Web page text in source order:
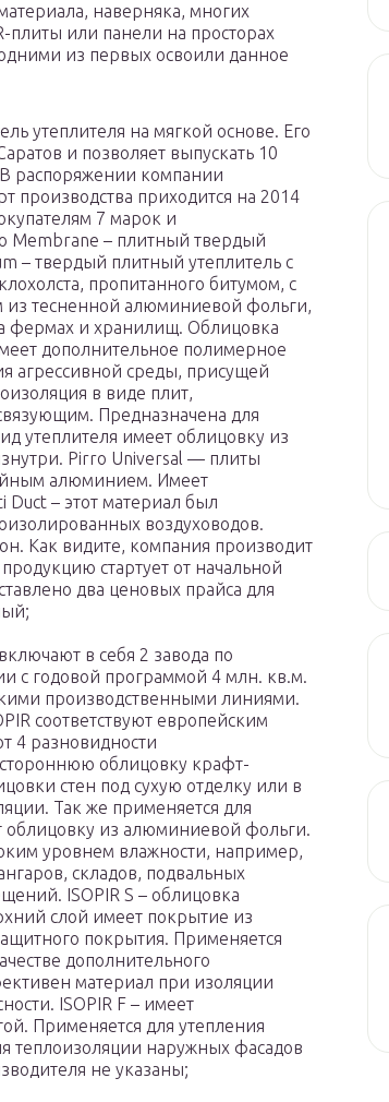
наверняка, многих
плиты или панели на просторах
из первых освоили данное
утеплителя на мягкой основе. Его
и позволяет выпускать 10
В распоряжении компании
производства приходится на 2014
7 марок и
Membrane – плитный твердый
– твердый плитный утеплитель с
пропитанного битумом, с
из тесненной алюминиевой фольги,
фермах и хранилищ. Облицовка
дополнительное полимерное
агрессивной среды, присущей
в виде плит,
Предназначена для
утеплителя имеет облицовку из
Pirro Universal — плиты
алюминием. Имеет
– этот материал был
воздуховодов.
Как видите, компания производит
стартует от начальной
два ценовых прайса для
в себя 2 завода по
с годовой программой 4 млн. кв.м.
производственными линиями.
соответствуют европейским
4 разновидности
облицовку крафт-
стен под сухую отделку или в
Так же применяется для
облицовку из алюминиевой фольги.
уровнем влажности, например,
складов, подвальных
ISOPIR S – облицовка
слой имеет покрытие из
покрытия. Применяется
дополнительного
материал при изоляции
ISOPIR F – имеет
Применяется для утепления
теплоизоляции наружных фасадов
не указаны;